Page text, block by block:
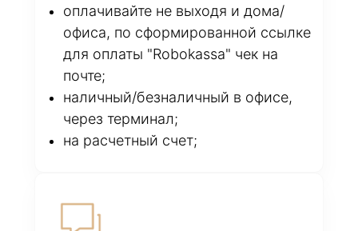
оплачивайте не выходя и дома/
офиса, по сформированной ссылке
для оплаты "Robokassa" чек на
почте;
наличный/безналичный в офисе,
через терминал;
на расчетный счет;